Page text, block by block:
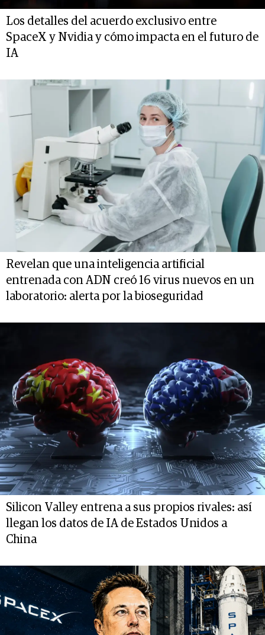
Los detalles del acuerdo exclusivo entre
SpaceX y Nvidia y cómo impacta en el futuro de
IA
Revelan que una inteligencia artificial
entrenada con ADN creó 16 virus nuevos en un
laboratorio: alerta por la bioseguridad
Silicon Valley entrena a sus propios rivales: así
llegan los datos de IA de Estados Unidos a
China